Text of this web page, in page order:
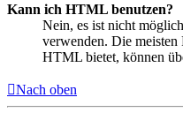
Kann ich HTML benutzen?
Nein, es ist nicht
verwenden. Die
HTML bietet, können
Nach oben